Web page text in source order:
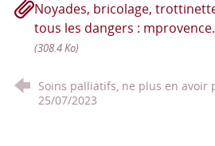
Noyades, bricolage,
tous les dangers :
(308.4 Ko)
Soins palliatifs, ne plus en avoir
25/07/2023